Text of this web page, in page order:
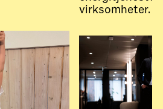
virksomheter.
July 28, 2026
Nyheter